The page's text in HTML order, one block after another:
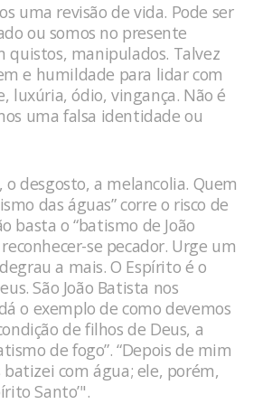
uma revisão de vida. Pode ser
ou somos no presente
quistos, manipulados. Talvez
e humildade para lidar com
luxúria, ódio, vingança. Não é
uma falsa identidade ou
o desgosto, a melancolia. Quem
das águas” corre o risco de
basta o “batismo de João
se pecador. Urge um
a mais. O Espírito é o
São João Batista nos
o exemplo de como devemos
de filhos de Deus, a
de fogo”. “Depois de mim
batizei com água; ele, porém,
Santo’".